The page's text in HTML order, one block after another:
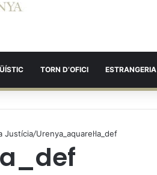
TORN D’OFICI ESTRANGERIA
Justícia/Urenya_aquarel·la_def